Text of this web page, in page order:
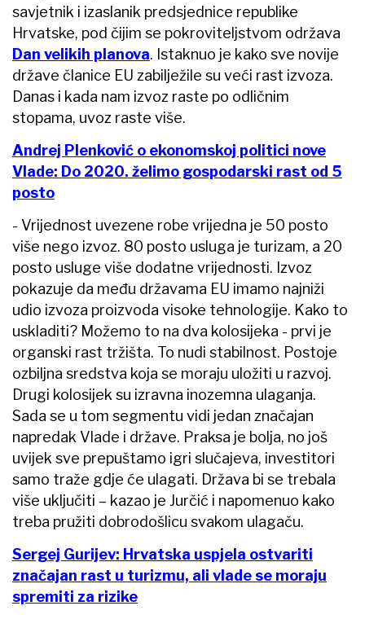
savjetnik i izaslanik predsjednice republike
Hrvatske, pod čijim se pokroviteljstvom održava
Dan velikih planova. Istaknuo je kako sve novije
države članice EU zabilježile su veći rast izvoza.
Danas i kada nam izvoz raste po odličnim
stopama, uvoz raste više.
Andrej Plenković o ekonomskoj politici nove
Vlade: Do 2020. želimo gospodarski rast od 5
posto
- Vrijednost uvezene robe vrijedna je 50 posto
više nego izvoz. 80 posto usluga je turizam, a 20
posto usluge više dodatne vrijednosti. Izvoz
pokazuje da među državama EU imamo najniži
udio izvoza proizvoda visoke tehnologije. Kako to
uskladiti? Možemo to na dva kolosijeka - prvi je
organski rast tržišta. To nudi stabilnost. Postoje
ozbiljna sredstva koja se moraju uložiti u razvoj.
Drugi kolosijek su izravna inozemna ulaganja.
Sada se u tom segmentu vidi jedan značajan
napredak Vlade i države. Praksa je bolja, no još
uvijek sve prepuštamo igri slučajeva, investitori
samo traže gdje će ulagati. Država bi se trebala
više uključiti – kazao je Jurčić i napomenuo kako
treba pružiti dobrodošlicu svakom ulagaču.
Sergej Gurijev: Hrvatska uspjela ostvariti
značajan rast u turizmu, ali vlade se moraju
spremiti za rizike